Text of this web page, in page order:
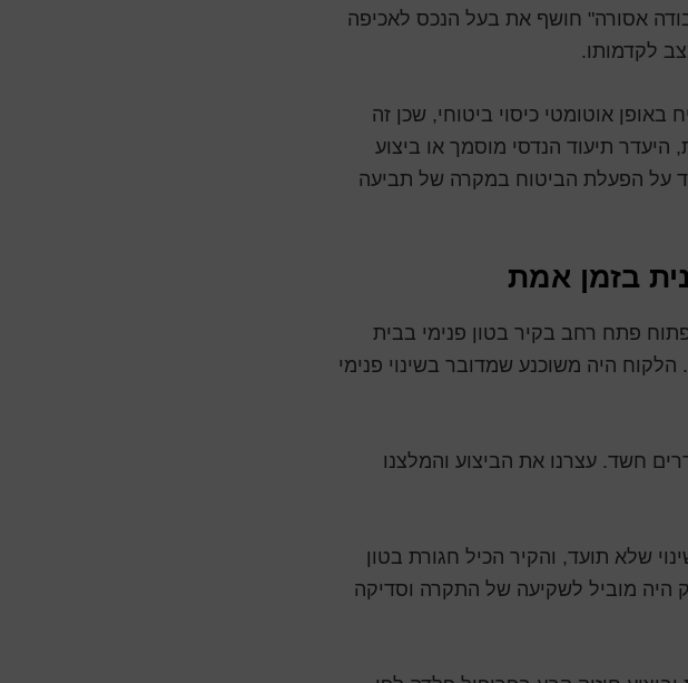
אסורה" חושף את בעל הנכס לאכיפה
לקדמותו.
אוטומטי כיסוי ביטוחי, שכן זה
היעדר תיעוד הנדסי מוסמך או ביצוע
על הפעלת הביטוח במקרה של תביעה
בזמן אמת
פתח רחב בקיר בטון פנימי בבית
הלקוח היה משוכנע שמדובר בשינוי פנימי
חשד. עצרנו את הביצוע והמלצנו
שלא תועד, והקיר הכיל חגורת בטון
היה מוביל לשקיעה של התקרה וסדיקה